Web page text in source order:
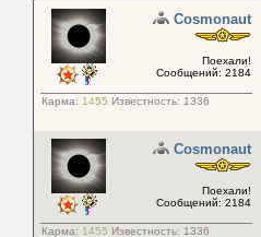
Cosmonaut
Поехали!
Сообщений: 2184
Карма: 1455 Известность: 1336
Cosmonaut
Поехали!
Сообщений: 2184
Карма: 1455 Известность: 1336